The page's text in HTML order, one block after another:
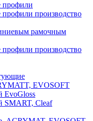
производство
рамочным
производство
EVOSOFT
EvoGloss
SMART, Cleaf